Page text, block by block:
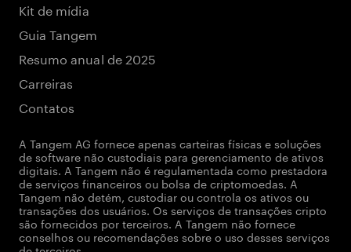
Kit de mídia
Guia Tangem
Resumo anual de 2025
Carreiras
Contatos
A Tangem AG fornece apenas carteiras físicas e soluções
de software não custodiais para gerenciamento de ativos
digitais. A Tangem não é regulamentada como prestadora
de serviços financeiros ou bolsa de criptomoedas. A
Tangem não detém, custodiar ou controla os ativos ou
transações dos usuários. Os serviços de transações cripto
são fornecidos por terceiros. A Tangem não fornece
conselhos ou recomendações sobre o uso desses serviços